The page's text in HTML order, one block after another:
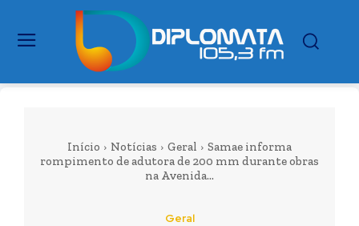
Início Notícias Geral
Samae informa
rompimento de adutora de 200 mm durante obras
na Avenida...
Geral